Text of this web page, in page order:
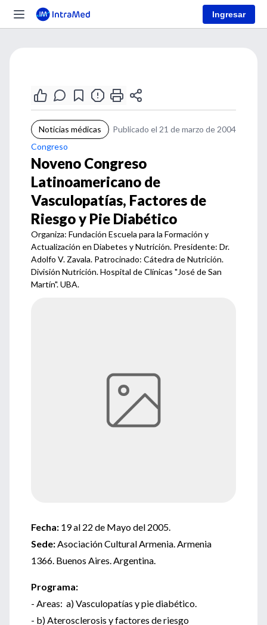
Ingresar
Noticias médicas
Publicado el 21 de marzo de 2004
Congreso
Noveno Congreso
Latinoamericano de
Vasculopatías, Factores de
Riesgo y Pie Diabético
Organiza: Fundación Escuela para la Formación y
Actualización en Diabetes y Nutrición. Presidente: Dr.
Adolfo V. Zavala. Patrocinado: Cátedra de Nutrición.
División Nutrición. Hospital de Clínicas "José de San
Martín". UBA.
Fecha: 19 al 22 de Mayo del 2005.
Sede:Asociación Cultural Armenia. Armenia
1366. Buenos Aires. Argentina.
Programa:
- Areas: a) Vasculopatías y pie diabético.
- b) Aterosclerosis y factores de riesgo